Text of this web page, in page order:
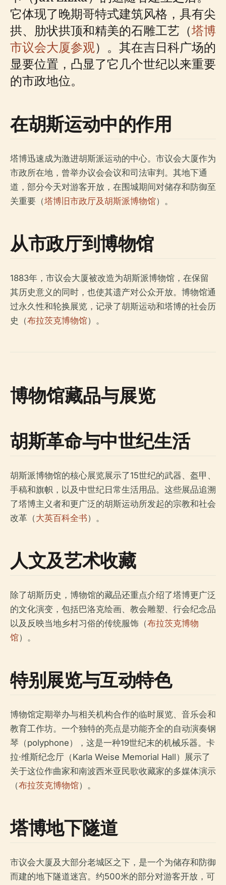
它体现了晚期哥特式建筑风格，具有尖
拱、肋状拱顶和精美的石雕工艺（塔博
市议会大厦参观）。其在吉日科广场的
显要位置，凸显了它几个世纪以来重要
的市政地位。
在胡斯运动中的作用
塔博迅速成为激进胡斯派运动的中心。市议会大厦作为
市政所在地，曾举办议会会议和司法审判。其地下通
道，部分今天对游客开放，在围城期间对储存和防御至
关重要（塔博旧市政厅及胡斯派博物馆）。
从市政厅到博物馆
1883年，市议会大厦被改造为胡斯派博物馆，在保留
其历史意义的同时，也使其遗产对公众开放。博物馆通
过永久性和轮换展览，记录了胡斯运动和塔博的社会历
史（布拉茨克博物馆）。
博物馆藏品与展览
胡斯革命与中世纪生活
胡斯派博物馆的核心展览展示了15世纪的武器、盔甲、
手稿和旗帜，以及中世纪日常生活用品。这些展品追溯
了塔博主义者和更广泛的胡斯运动所发起的宗教和社会
改革（大英百科全书）。
人文及艺术收藏
除了胡斯历史，博物馆的藏品还重点介绍了塔博更广泛
的文化演变，包括巴洛克绘画、教会雕塑、行会纪念品
以及反映当地乡村习俗的传统服饰（布拉茨克博物
馆）。
特别展览与互动特色
博物馆定期举办与相关机构合作的临时展览、音乐会和
教育工作坊。一个独特的亮点是功能齐全的自动演奏钢
琴（polyphone），这是一种19世纪末的机械乐器。卡
拉·维斯纪念厅（Karla Weise Memorial Hall）展示了
关于这位作曲家和南波西米亚民歌收藏家的多媒体演示
（布拉茨克博物馆）。
塔博地下隧道
市议会大厦及大部分老城区之下，是一个为储存和防御
而建的地下隧道迷宫。约500米的部分对游客开放，可